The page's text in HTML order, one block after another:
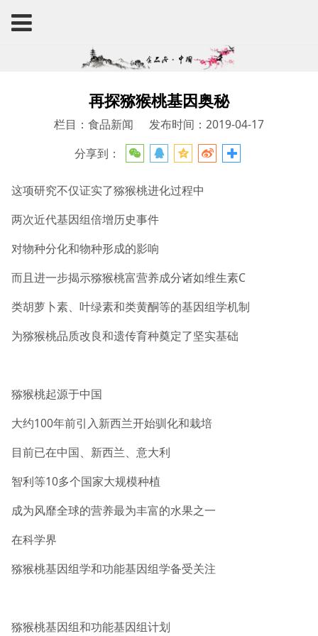
再探猕猴桃基因奥秘
栏目：食品新闻
发布时间：2019-04-17
分享到：
这项研究不仅证实了猕猴桃进化过程中
两次近代基因组倍增历史事件
对物种分化和物种形成的影响
而且进一步揭示猕猴桃富营养成分诸如维生素C
类胡萝卜素、叶绿素和类黄酮等的基因组学机制
为猕猴桃品质改良和遗传育种奠定了坚实基础
猕猴桃起源于中国
大约100年前引入新西兰开始驯化和栽培
目前已在中国、新西兰、意大利
智利等10多个国家大规模种植
成为风靡全球的营养最为丰富的水果之一
在科学界
猕猴桃基因组学和功能基因组学备受关注
猕猴桃基因组和功能基因组计划